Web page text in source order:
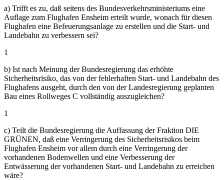
a) Trifft es zu, daß seitens des Bundesverkehrsministeriums eine
Auflage zum Flughafen Ensheim erteilt wurde, wonach für diesen
Flughafen eine Befeuerungsanlage zu erstellen und die Start- und
Landebahn zu verbessern sei?
1
b) Ist nach Meinung der Bundesregierung das erhöhte
Sicherheitsrisiko, das von der fehlerhaften Start- und Landebahn des
Flughafens ausgeht, durch den von der Landesregierung geplanten
Bau eines Rollweges C vollständig auszugleichen?
1
c) Teilt die Bundesregierung die Auffassung der Fraktion DIE
GRÜNEN, daß eine Verringerung des Sicherheitsrisikos beim
Flughafen Ensheim vor allem durch eine Verringerung der
vorhandenen Bodenwellen und eine Verbesserung der
Entwässerung der vorhandenen Start- und Landebahn zu erreichen
wäre?